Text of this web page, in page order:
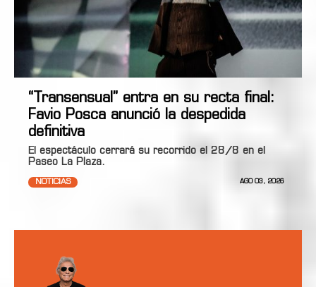
“Transensual” entra en su recta final:
Favio Posca anunció la despedida
definitiva
El espectáculo cerrará su recorrido el 28/8 en el
Paseo La Plaza.
NOTICIAS AGO 03, 2026